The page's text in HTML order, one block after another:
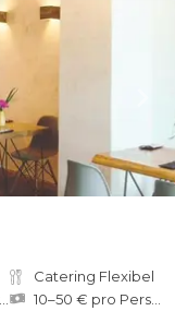
Catering Flexibel